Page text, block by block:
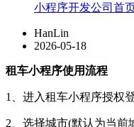
小程序开发公司首
HanLin
2026-05-18
租车小程序使用流程
1、进入租车小程序授权
2、选择城市(默认为当前